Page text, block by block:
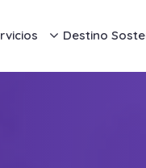
Destino